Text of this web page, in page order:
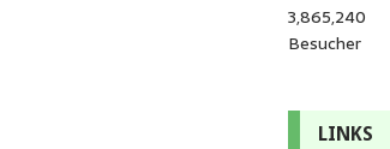
3,865,240
Besucher
LINKS